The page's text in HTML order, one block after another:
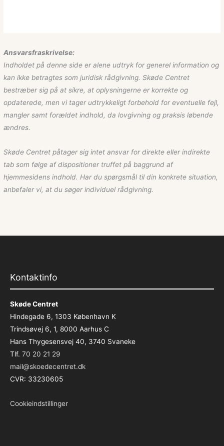
Ansvarsfraskrivelse:
Indholdet på denne side er alene udtryk for generel information og
kan ikke betragtes som juridisk rådgivning. Skøde Centret
bestræber sig på at sikre, at oplysningerne er korrekte og
opdaterede, men vi tager udtrykkeligt forbehold for eventuelle fejl,
mangler samt forældet indhold, da lovgivning og praksis løbende
ændres.
Skøde Centret påtager sig intet ansvar for direkte eller indirekte
tab som følge af dispositioner truffet på baggrund af
hjemmesidens indhold. Har du spørgsmål til din konkrete situation,
anbefaler vi, at du søger individuel rådgivning.
Kontaktinfo
Skøde Centret
Hindegade 6, 1303 København K
Trindsøvej 6, 1, 8000 Aarhus C
Hans Thygesensvej 40, 3740 Svaneke
Tlf. 70 20 21 29
mail@skoedecentret.dk
CVR: 33230605
Cookieindstillinger